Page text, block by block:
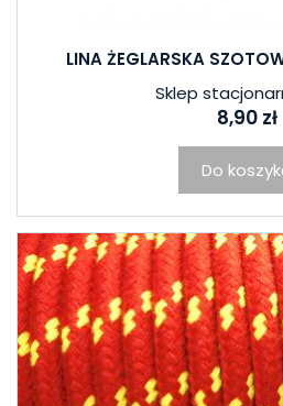
LINA ŻEGLARSKA
Sklep
8,90 zł
Do